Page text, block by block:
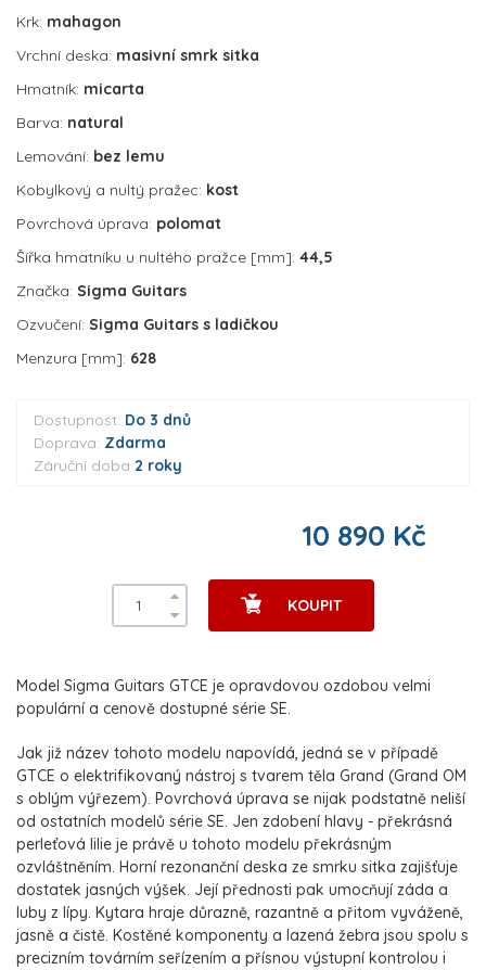
Krk: mahagon
Vrchní deska: masivní smrk sitka
Hmatník: micarta
Barva: natural
Lemování: bez lemu
Kobylkový a nultý pražec: kost
Povrchová úprava: polomat
Šířka hmatníku u nultého pražce [mm]: 44,5
Značka: Sigma Guitars
Ozvučení: Sigma Guitars s ladičkou
Menzura [mm]: 628
Dostupnost: Do 3 dnů
Doprava: Zdarma
Záruční doba 2 roky
10 890 Kč
KOUPIT
Model Sigma Guitars GTCE je opravdovou ozdobou velmi
populární a cenově dostupné série SE.
Jak již název tohoto modelu napovídá, jedná se v případě
GTCE o elektrifikovaný nástroj s tvarem těla Grand (Grand OM
s oblým výřezem). Povrchová úprava se nijak podstatně neliší
od ostatních modelů série SE. Jen zdobení hlavy - překrásná
perleťová lilie je právě u tohoto modelu překrásným
ozvláštněním. Horní rezonanční deska ze smrku sitka zajišťuje
dostatek jasných výšek. Její přednosti pak umocňují záda a
luby z lípy. Kytara hraje důrazně, razantně a přitom vyváženě,
jasně a čistě. Kostěné komponenty a lazená žebra jsou spolu s
precizním továrním seřízením a přísnou výstupní kontrolou i